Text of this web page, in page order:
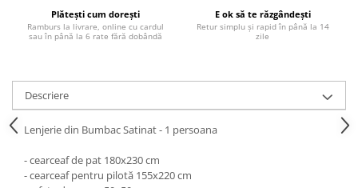
Set Lenjerie + Draperii Pat Dublu
Plătești cum dorești
Ramburs la livrare, online cu cardul
sau în până la 6 rate fără dobândă
E ok să te răzgândești
Retur simplu și rapid în până la 14
zile
Descriere
Lenjerie din Bumbac Satinat - 1 persoana
- cearceaf de pat 180x230 cm
- cearceaf pentru pilotă 155x220 cm